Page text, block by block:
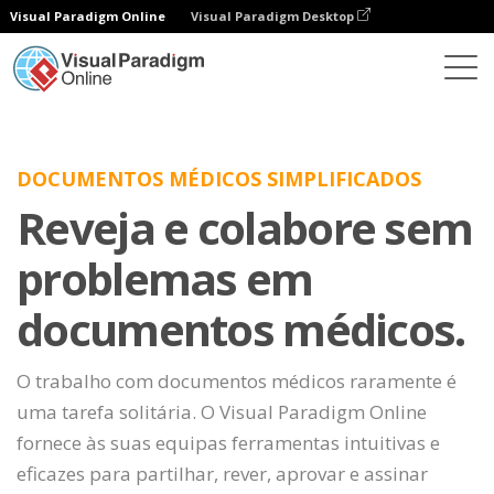
Visual Paradigm Online Visual Paradigm Desktop
DOCUMENTOS MÉDICOS SIMPLIFICADOS
Reveja e colabore sem
problemas em
documentos médicos.
O trabalho com documentos médicos raramente é
uma tarefa solitária. O Visual Paradigm Online
fornece às suas equipas ferramentas intuitivas e
eficazes para partilhar, rever, aprovar e assinar